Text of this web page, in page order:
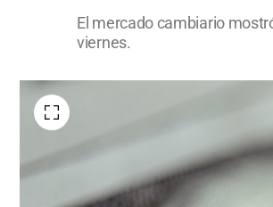
El mercado cambiario
viernes.